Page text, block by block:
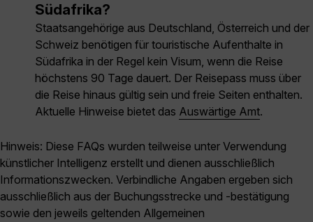
Südafrika?
Staatsangehörige aus Deutschland, Österreich und der
Schweiz benötigen für touristische Aufenthalte in
Südafrika in der Regel kein Visum, wenn die Reise
höchstens 90 Tage dauert. Der Reisepass muss über
die Reise hinaus gültig sein und freie Seiten enthalten.
Aktuelle Hinweise bietet das Auswärtige Amt.
Hinweis: Diese FAQs wurden teilweise unter Verwendung
künstlicher Intelligenz erstellt und dienen ausschließlich
Informationszwecken. Verbindliche Angaben ergeben sich
ausschließlich aus der Buchungsstrecke und -bestätigung
sowie den jeweils geltenden Allgemeinen